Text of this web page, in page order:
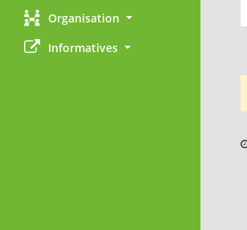
Organisation
Informatives